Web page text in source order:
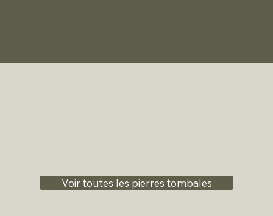
Voir toutes les pierres tombales